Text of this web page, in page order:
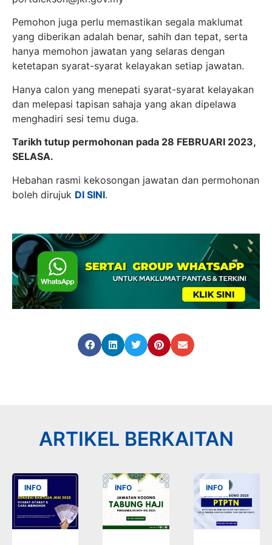
Pemohon juga perlu memastikan segala maklumat
yang diberikan adalah benar, sahih dan tepat, serta
hanya memohon jawatan yang selaras dengan
ketetapan syarat-syarat kelayakan setiap jawatan.
Hanya calon yang menepati syarat-syarat kelayakan
dan melepasi tapisan sahaja yang akan dipelawa
menghadiri sesi temu duga.
Tarikh tutup permohonan pada 28 FEBRUARI 2023,
SELASA.
Hebahan rasmi kekosongan jawatan dan permohonan
boleh dirujuk DI SINI.
ARTIKEL BERKAITAN
INFO INFO INFO